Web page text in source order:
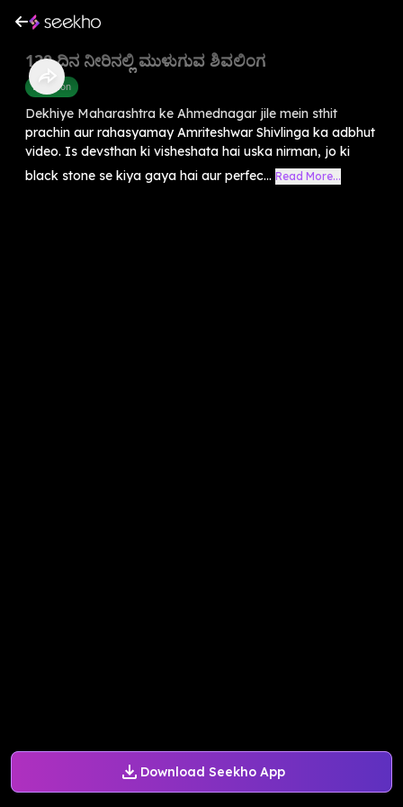
Download Seekho App
120 ದಿನ ನೀರಿನಲ್ಲಿ ಮುಳುಗುವ ಶಿವಲಿಂಗ
Devotion
Dekhiye Maharashtra ke Ahmednagar jile mein sthit
prachin aur rahasyamay Amriteshwar Shivlinga ka adbhut
video. Is devsthan ki visheshata hai uska nirman, jo ki
black stone se kiya gaya hai aur perfec... Read More...